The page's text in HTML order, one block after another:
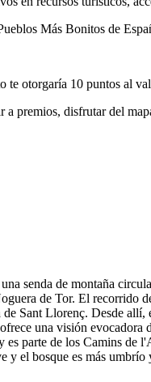
Más Bonitos de
te otorgaría 10 puntos al
premios, disfrutar del
senda de montaña
de Tor. El recorrido
Sant Llorenç. Desde
una visión
es parte de los Camins
y el bosque es más umbrío